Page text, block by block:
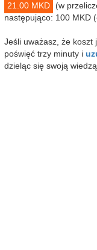
21.00 MKD
(w
następująco: 100 MKD
Jeśli uważasz, że koszt
poświęć trzy minuty i
dzieląc się swoją wiedzą,